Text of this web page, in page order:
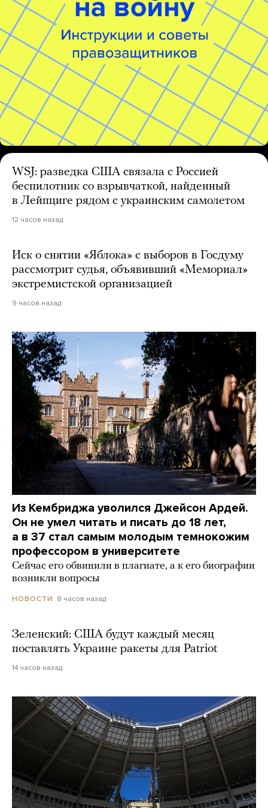
WSJ: разведка США связала с Россией
беспилотник со взрывчаткой, найденный
в Лейпциге рядом с украинским самолетом
12 часов назад
Иск о снятии «Яблока» с выборов в Госдуму
рассмотрит судья, объявивший «Мемориал»
экстремистской организацией
9 часов назад
Из Кембриджа уволился Джейсон Ардей.
Он не умел читать и писать до 18 лет,
а в 37 стал самым молодым темнокожим
профессором в университете
Сейчас его обвинили в плагиате, а к его биографии
возникли вопросы
НОВОСТИ 8 часов назад
Зеленский: США будут каждый месяц
поставлять Украине ракеты для Patriot
14 часов назад